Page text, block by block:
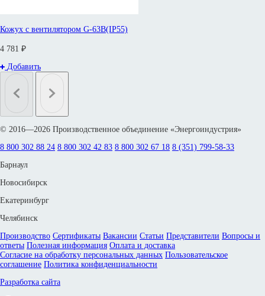
Кожух с вентилятором G-63B(IP55)
4 781 ₽
Добавить
© 2016—2026 Производственное объединение «Энергоиндустрия»
8 800 302 88 24 8 800 302 42 83 8 800 302 67 18 8 (351) 799-58-33
Барнаул
Новосибирск
Екатеринбург
Челябинск
Производство Сертификаты Вакансии Статьи Представители Вопросы и
ответы Полезная информация Оплата и доставка
Согласие на обработку персональных данных Пользовательское
соглашение Политика конфиденциальности
Разработка сайта